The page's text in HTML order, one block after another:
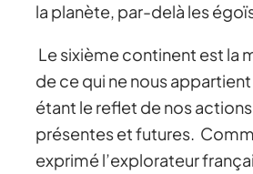
la planète, par-delà les
Le sixième continent est la
de ce qui ne nous
étant le reflet de nos
présentes et futures.
exprimé l’explorateur